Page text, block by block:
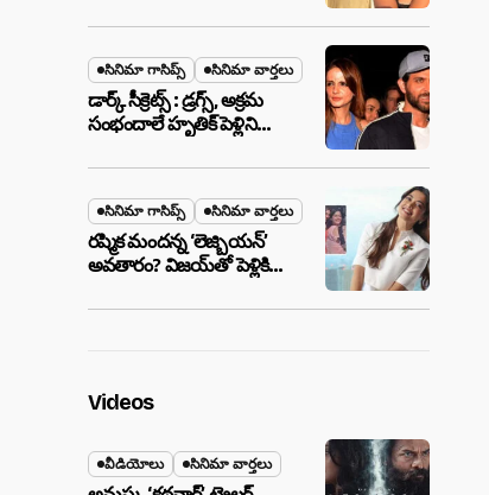
సినిమా గాసిప్స్ సినిమా వార్తలు
డార్క్ సీక్రెట్స్ : డ్రగ్స్, అక్రమ
సంభందాలే హృతిక్ పెళ్లిని
సినిమా గాసిప్స్ సినిమా వార్తలు
రష్మిక మందన్న ‘లెజ్బియన్’
అవతారం? విజయ్‌తో పెళ్లికి
,నిజమేనా?
Videos
వీడియోలు సినిమా వార్తలు